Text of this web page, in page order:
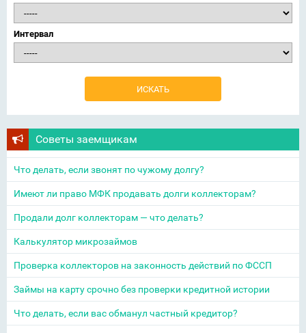
Интервал
Советы заемщикам
Что делать, если звонят по чужому долгу?
Имеют ли право МФК продавать долги коллекторам?
Продали долг коллекторам — что делать?
Калькулятор микрозаймов
Проверка коллекторов на законность действий по ФССП
Займы на карту срочно без проверки кредитной истории
Что делать, если вас обманул частный кредитор?